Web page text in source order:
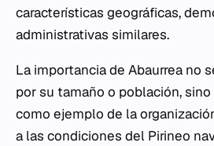
características geográficas,
administrativas similares.
La importancia de Abaurrea no
por su tamaño o población,
como ejemplo de la
a las condiciones del Pirineo